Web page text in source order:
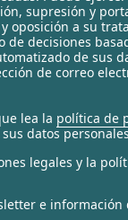
supresión y
oposición a su
de decisiones
de sus
de correo
lea la política de
datos
legales y la
e información